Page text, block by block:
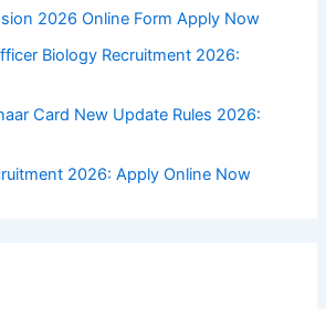
2026 Online Form Apply Now
Biology Recruitment 2026:
Card New Update Rules 2026:
2026: Apply Online Now